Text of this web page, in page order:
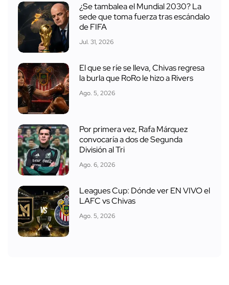
¿Se tambalea el Mundial 2030? La
sede que toma fuerza tras escándalo
de FIFA
Jul. 31, 2026
El que se ríe se lleva, Chivas regresa
la burla que RoRo le hizo a Rivers
Ago. 5, 2026
Por primera vez, Rafa Márquez
convocaría a dos de Segunda
División al Tri
Ago. 6, 2026
Leagues Cup: Dónde ver EN VIVO el
LAFC vs Chivas
Ago. 5, 2026